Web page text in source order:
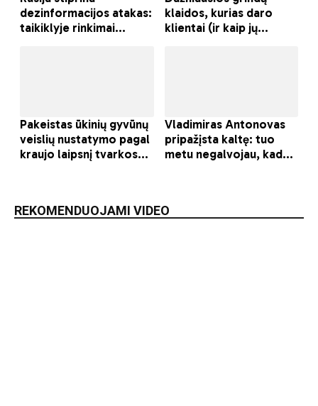
REKOMENDUOJAMI VIDEO